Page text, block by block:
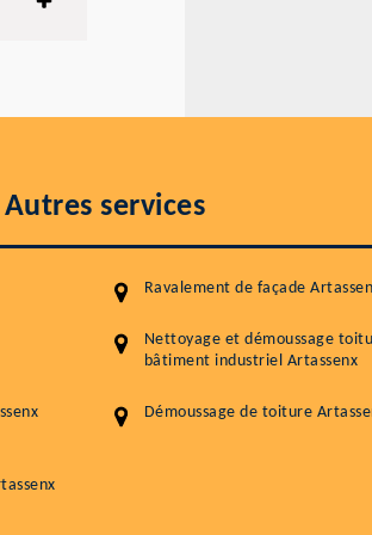
Autres services
Ravalement de façade
Nettoyage et démoussage
bâtiment industriel Artassenx
Démoussage de toiture